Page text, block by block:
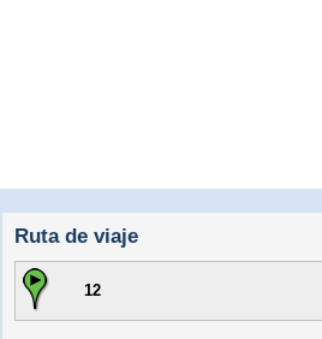
Ruta de viaje
12